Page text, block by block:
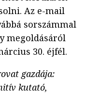
Az e-mail
sorszámmal
megoldásáról
30. éjfél.
gazdája:
kutató,